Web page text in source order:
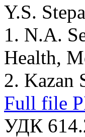
Y.S.
1. N.A.
Health,
2. Kazan
Full file
УДК